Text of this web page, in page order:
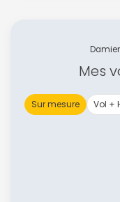
Mes
Sur mesure Vol +